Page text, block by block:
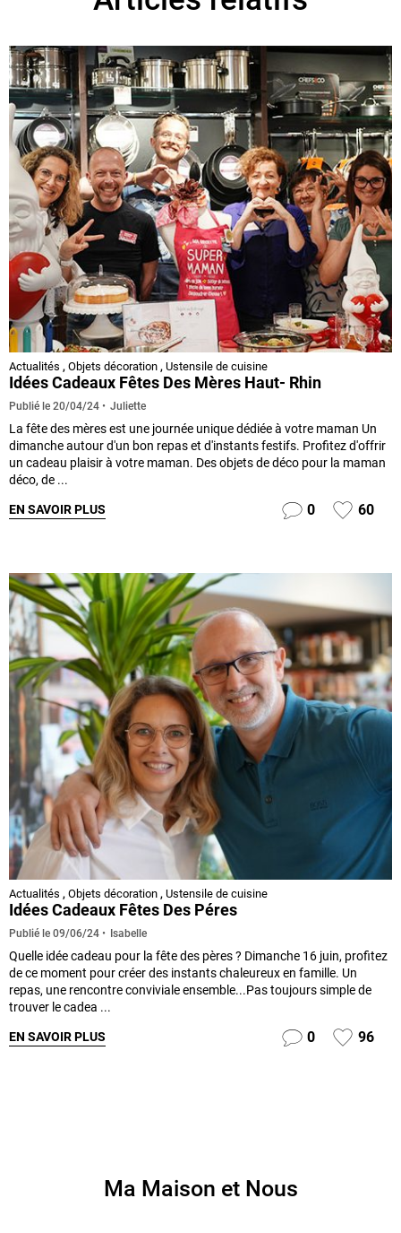
Actualités , Objets décoration , Ustensile de cuisine
Idées Cadeaux Fêtes Des Mères Haut- Rhin
Publié le 20/04/24 Juliette
La fête des mères est une journée unique dédiée à votre maman Un
dimanche autour d'un bon repas et d'instants festifs. Profitez d'offrir
un cadeau plaisir à votre maman. Des objets de déco pour la maman
déco, de ...
EN SAVOIR PLUS 0 60
Actualités , Objets décoration , Ustensile de cuisine
Idées Cadeaux Fêtes Des Péres
Publié le 09/06/24 Isabelle
Quelle idée cadeau pour la fête des pères ? Dimanche 16 juin, profitez
de ce moment pour créer des instants chaleureux en famille. Un
repas, une rencontre conviviale ensemble...Pas toujours simple de
trouver le cadea ...
EN SAVOIR PLUS 0 96
Ma Maison et Nous